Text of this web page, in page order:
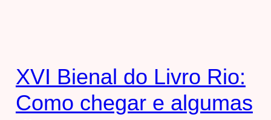
XVI Bienal do Livro Rio:
Como chegar e algumas